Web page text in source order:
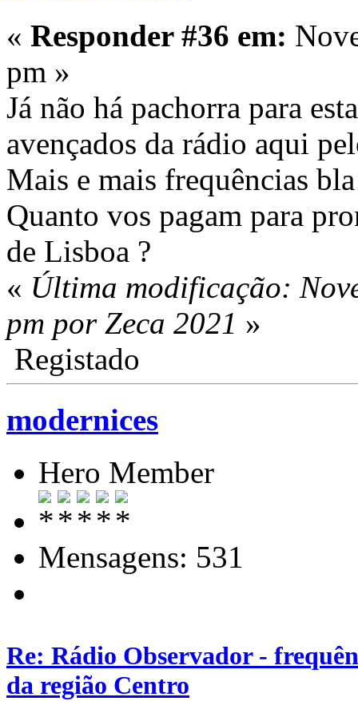
« Responder #36 em:
pm »
Já não há pachorra para
avençados da rádio aqui
Mais e mais frequências
Quanto vos pagam para
de Lisboa ?
« Última modificação:
pm por Zeca 2021 »
Registado
modernices
Hero Member
Mensagens: 531
Re: Rádio Observador -
da região Centro